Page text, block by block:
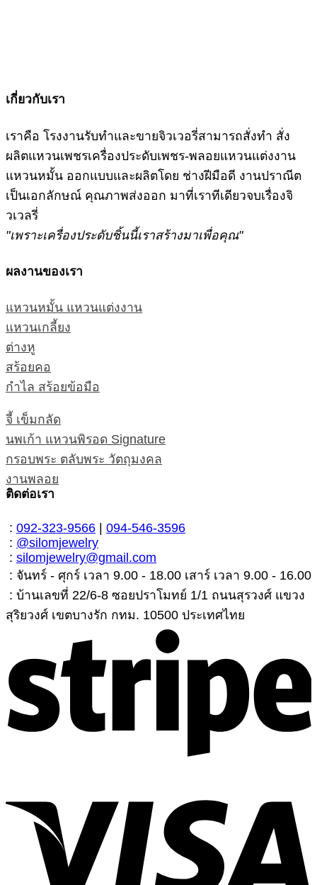
เกี่ยวกับเรา
เราคือ โรงงานรับทำและขายจิวเวอรี่สามารถสั่งทำ สั่ง
ผลิตแหวนเพชรเครื่องประดับเพชร-พลอยแหวนแต่งงาน
แหวนหมั้น ออกแบบและผลิตโดย ช่างฝีมือดี งานปราณีต
เป็นเอกลักษณ์ คุณภาพส่งออก มาที่เราทีเดียวจบเรื่องจิ
วเวลรี่
"เพราะเครื่องประดับชิ้นนี้เราสร้างมาเพื่อคุณ"
ผลงานของเรา
แหวนหมั้น แหวนแต่งงาน
แหวนเกลี้ยง
ต่างหู
สร้อยคอ
กำไล สร้อยข้อมือ
จี้ เข็มกลัด
นพเก้า แหวนพิรอด Signature
กรอบพระ ตลับพระ วัตถุมงคล
งานพลอย
ติดต่อเรา
: 092-323-9566 | 094-546-3596
: @silomjewelry
: silomjewelry@gmail.com
: จันทร์ - ศุกร์ เวลา 9.00 - 18.00 เสาร์ เวลา 9.00 - 16.00
: บ้านเลขที่ 22/6-8 ซอยปราโมทย์ 1/1 ถนนสุรวงศ์ แขวง
สุริยวงศ์ เขตบางรัก กทม. 10500 ประเทศไทย